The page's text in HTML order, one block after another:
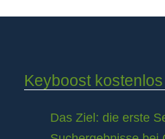
Keyboost
Das Ziel: die erste